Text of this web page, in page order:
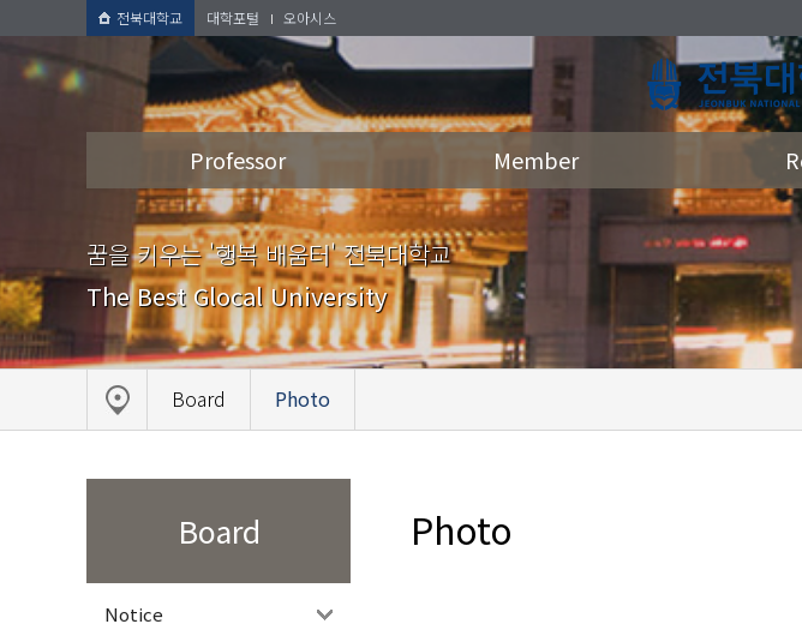
전북대학교 대학포털 오아시스
Professor Member
꿈을 키우는 '행복 배움터' 전북대학교
The Best Glocal University
Board Photo
Board
Notice
Photo